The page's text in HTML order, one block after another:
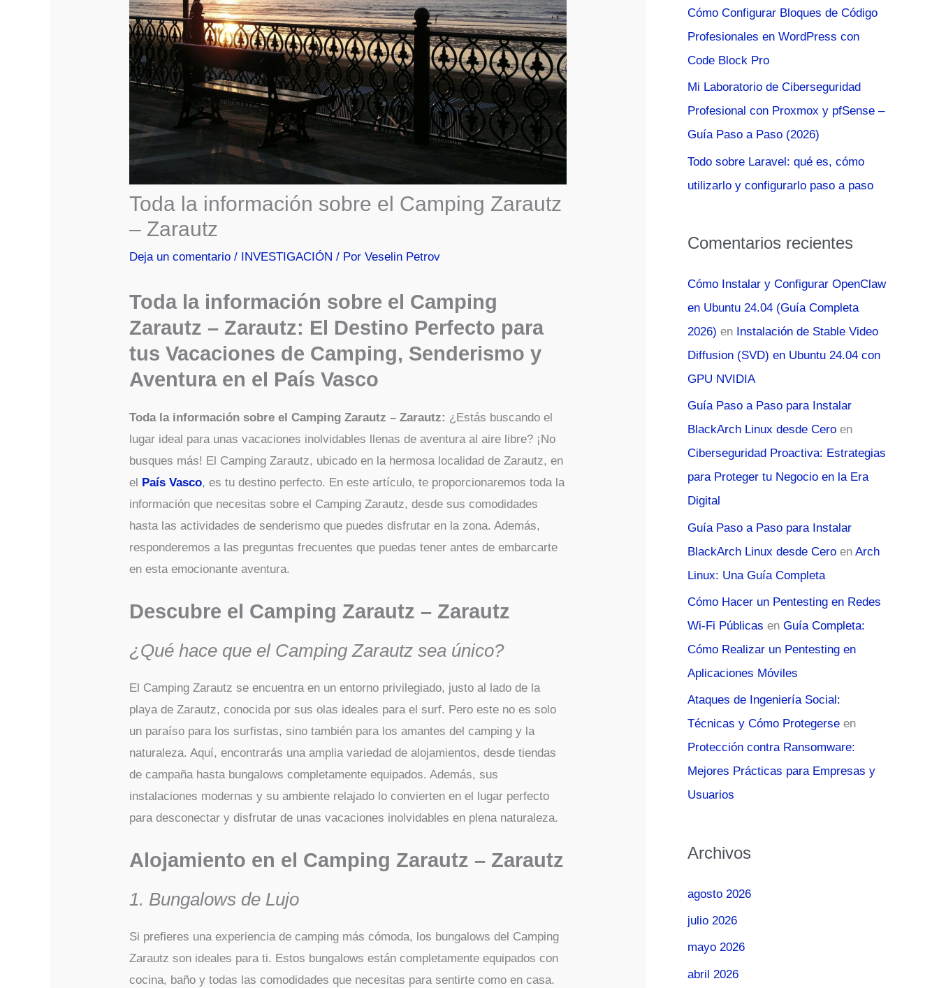
Toda la información sobre el Camping Zarautz
– Zarautz
Deja un comentario / INVESTIGACIÓN / PorVeselin Petrov
Toda la información sobre el Camping
Zarautz – Zarautz: El Destino Perfecto para
tus Vacaciones de Camping, Senderismo y
Aventura en el País Vasco
Toda la información sobre el Camping Zarautz – Zarautz: ¿Estás buscando el
lugar ideal para unas vacaciones inolvidables llenas de aventura al aire libre? ¡No
busques más! El Camping Zarautz, ubicado en la hermosa localidad de Zarautz, en
el País Vasco, es tu destino perfecto. En este artículo, te proporcionaremos toda la
información que necesitas sobre el Camping Zarautz, desde sus comodidades
hasta las actividades de senderismo que puedes disfrutar en la zona. Además,
responderemos a las preguntas frecuentes que puedas tener antes de embarcarte
en esta emocionante aventura.
Descubre el Camping Zarautz – Zarautz
¿Qué hace que el Camping Zarautz sea único?
El Camping Zarautz se encuentra en un entorno privilegiado, justo al lado de la
playa de Zarautz, conocida por sus olas ideales para el surf. Pero este no es solo
un paraíso para los surfistas, sino también para los amantes del camping y la
naturaleza. Aquí, encontrarás una amplia variedad de alojamientos, desde tiendas
de campaña hasta bungalows completamente equipados. Además, sus
instalaciones modernas y su ambiente relajado lo convierten en el lugar perfecto
para desconectar y disfrutar de unas vacaciones inolvidables en plena naturaleza.
Alojamiento en el Camping Zarautz – Zarautz
1. Bungalows de Lujo
Si prefieres una experiencia de camping más cómoda, los bungalows del Camping
Zarautz son ideales para ti. Estos bungalows están completamente equipados con
cocina, baño y todas las comodidades que necesitas para sentirte como en casa.
:
Cómo Configurar Bloques de Código
Profesionales en WordPress con
Code Block Pro
Mi Laboratorio de Ciberseguridad
Profesional con Proxmox y pfSense –
Guía Paso a Paso (2026)
Todo sobre Laravel: qué es, cómo
utilizarlo y configurarlo paso a paso
Comentarios recientes
Cómo Instalar y Configurar OpenClaw
en Ubuntu 24.04 (Guía Completa
2026) en Instalación de Stable Video
Diffusion (SVD) en Ubuntu 24.04 con
GPU NVIDIA
Guía Paso a Paso para Instalar
BlackArch Linux desde Cero en
Ciberseguridad Proactiva: Estrategias
para Proteger tu Negocio en la Era
Digital
Guía Paso a Paso para Instalar
BlackArch Linux desde Cero en Arch
Linux: Una Guía Completa
Cómo Hacer un Pentesting en Redes
Wi-Fi Públicas en Guía Completa:
Cómo Realizar un Pentesting en
Aplicaciones Móviles
Ataques de Ingeniería Social:
Técnicas y Cómo Protegerse en
Protección contra Ransomware:
Mejores Prácticas para Empresas y
Usuarios
Archivos
agosto 2026
julio 2026
mayo 2026
abril 2026